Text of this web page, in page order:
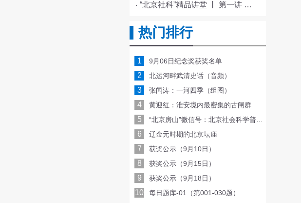
“北京社科”精品讲堂 丨 第一讲 《红楼梦》的北京情缘
热门排行
1 9月06日纪念奖获奖名单
2 北运河畔武清史话（音频）
3 张闻涛：一河四季（组图）
4 黄迎红：淮安境内最密集的古闸群
5 “北京房山”微信号：北京社会科学普及周线上亮相，每天一场讲座或沙龙！
6 辽金元时期的北京坛庙
7 获奖公示（9月10日）
8 获奖公示（9月15日）
9 获奖公示（9月18日）
10 每日题库-01（第001-030题）